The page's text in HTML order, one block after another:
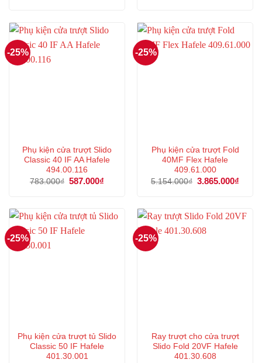
1.575.000₫.
-25%
Phụ kiện cửa trượt Slido
Classic 40 IF AA Hafele
494.00.116
783.000₫ Giá
587.000₫
587.000₫.
-25%
Phụ kiện cửa trượt Fold
40MF Flex Hafele
409.61.000
5.154.000₫ Giá
3.865.000₫
-25%
Phụ kiện cửa trượt tủ Slido
Classic 50 IF Hafele
401.30.001
-25%
Ray trượt cho cửa trượt
Slido Fold 20VF Hafele
401.30.608